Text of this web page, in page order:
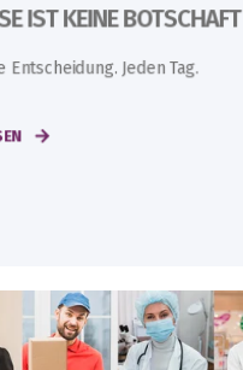
IST KEINE BOTSCHAFT
Entscheidung. Jeden Tag.